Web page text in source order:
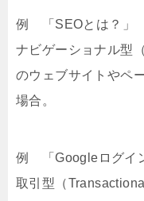
例 「SEOとは？」
ナビゲーショナル型
のウェブサイトやペ
場合。
例 「Googleログイ
取引型（